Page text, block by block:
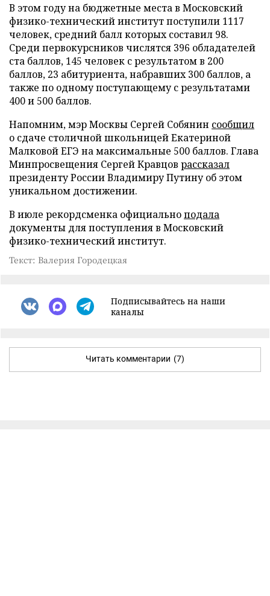
В этом году на бюджетные места в Московский
физико-технический институт поступили 1117
человек, средний балл которых составил 98.
Среди первокурсников числятся 396 обладателей
ста баллов, 145 человек с результатом в 200
баллов, 23 абитуриента, набравших 300 баллов, а
также по одному поступающему с результатами
400 и 500 баллов.
Напомним, мэр Москвы Сергей Собянин сообщил
о сдаче столичной школьницей Екатериной
Малковой ЕГЭ на максимальные 500 баллов. Глава
Минпросвещения Сергей Кравцов рассказал
президенту России Владимиру Путину об этом
уникальном достижении.
В июле рекордсменка официальноподала
документы для поступления в Московский
физико-технический институт.
Текст: Валерия Городецкая
Подписывайтесь на наши
каналы
Читать комментарии (7)